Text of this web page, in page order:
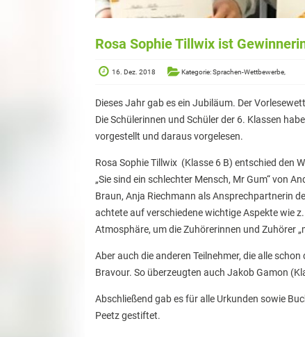
Rosa Sophie Tillwix ist
16. Dez. 2018 Kategorie: Sprachen-Wettbewerbe,
Dieses Jahr gab es ein Jubiläum. Der
Die Schülerinnen und Schüler der 6. Klassen
vorgestellt und daraus vorgelesen.
Rosa Sophie Tillwix (Klasse 6 B) entschied den
„Sie sind ein schlechter Mensch, Mr Gum“ von
Braun, Anja Riechmann als Ansprechpartnerin
achtete auf verschiedene wichtige Aspekte wie
Atmosphäre, um die Zuhörerinnen und Zuhörer
Aber auch die anderen Teilnehmer, die alle
Bravour. So überzeugten auch Jakob Gamon
Abschließend gab es für alle Urkunden sowie
Peetz gestiftet.